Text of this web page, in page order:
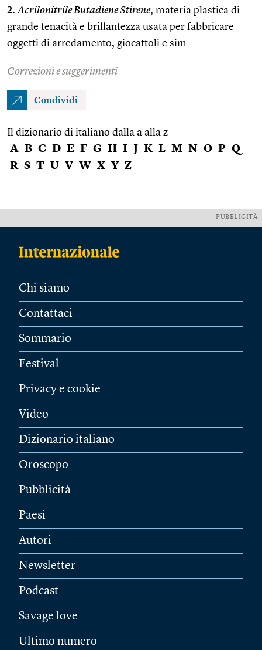
2. Acrilonitrile Butadiene Stirene, materia plastica di
grande tenacità e brillantezza usata per fabbricare
oggetti di arredamento, giocattoli e sim.
Correzioni e suggerimenti
Condividi
Il dizionario di italiano dalla a alla z
A B C D E F G H I J K L M N O P Q
R S T U V W X Y Z
PUBBLICITÀ
Chi siamo
Contattaci
Sommario
Festival
Privacy e cookie
Video
Dizionario italiano
Oroscopo
Pubblicità
Paesi
Autori
Newsletter
Podcast
Savage love
Ultimo numero